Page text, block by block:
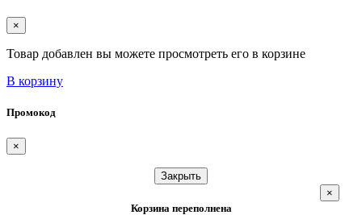
×
Товар добавлен вы можете просмотреть его в корзине
В корзину
Промокод
×
Закрыть
Корзина переполнена
×